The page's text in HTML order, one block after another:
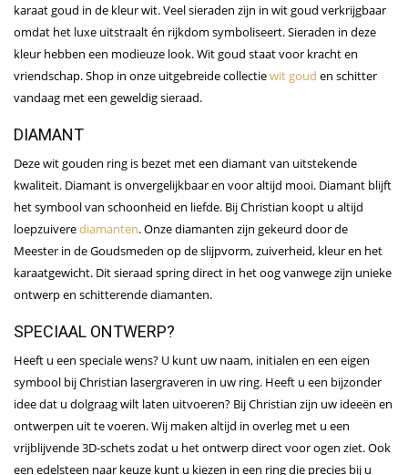
karaat goud in de kleur wit. Veel sieraden zijn in wit goud verkrijgbaar
omdat het luxe uitstraalt én rijkdom symboliseert. Sieraden in deze
kleur hebben een modieuze look. Wit goud staat voor kracht en
vriendschap. Shop in onze uitgebreide collectiewit goud en schitter
vandaag met een geweldig sieraad.
DIAMANT
Deze wit gouden ring is bezet met een diamant van uitstekende
kwaliteit. Diamant is onvergelijkbaar en voor altijd mooi. Diamant blijft
het symbool van schoonheid en liefde. Bij Christian koopt u altijd
loepzuiverediamanten. Onze diamanten zijn gekeurd door de
Meester in de Goudsmeden op de slijpvorm, zuiverheid, kleur en het
karaatgewicht. Dit sieraad spring direct in het oog vanwege zijn unieke
ontwerp en schitterende diamanten.
SPECIAAL ONTWERP?
Heeft u een speciale wens? U kunt uw naam, initialen en een eigen
symbool bij Christian lasergraveren in uw ring. Heeft u een bijzonder
idee dat u dolgraag wilt laten uitvoeren? Bij Christian zijn uw ideeën en
ontwerpen uit te voeren. Wij maken altijd in overleg met u een
vrijblijvende 3D-schets zodat u het ontwerp direct voor ogen ziet. Ook
een edelsteen naar keuze kunt u kiezen in een ring die precies bij u